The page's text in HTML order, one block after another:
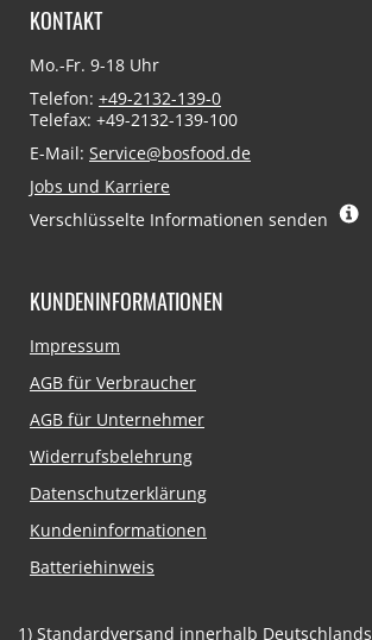
KONTAKT
Mo.-Fr. 9-18 Uhr
Telefon: +49-2132-139-0
Telefax: +49-2132-139-100
E-Mail: Service@bosfood.de
Jobs und Karriere
Verschlüsselte Informationen senden
KUNDENINFORMATIONEN
Navigation
Impressum
AGB für Verbraucher
AGB für Unternehmer
Widerrufsbelehrung
Datenschutzerklärung
Kundeninformationen
Batteriehinweis
1) Standardversand innerhalb Deutschlands